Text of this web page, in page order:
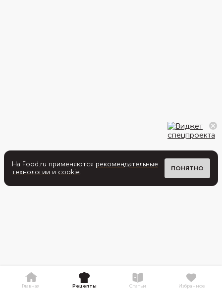
На Food.ru применяются рекомендательные
технологии и cookie. ПОНЯТНО
Главная Рецепты Статьи Избранное